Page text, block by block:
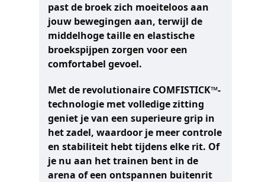
past de broek zich moeiteloos aan
jouw bewegingen aan, terwijl de
middelhoge taille en elastische
broekspijpen zorgen voor een
comfortabel gevoel.
Met de revolutionaire COMFISTICK™-
technologie met volledige zitting
geniet je van een superieure grip in
het zadel, waardoor je meer controle
en stabiliteit hebt tijdens elke rit. Of
je nu aan het trainen bent in de
arena of een ontspannen buitenrit